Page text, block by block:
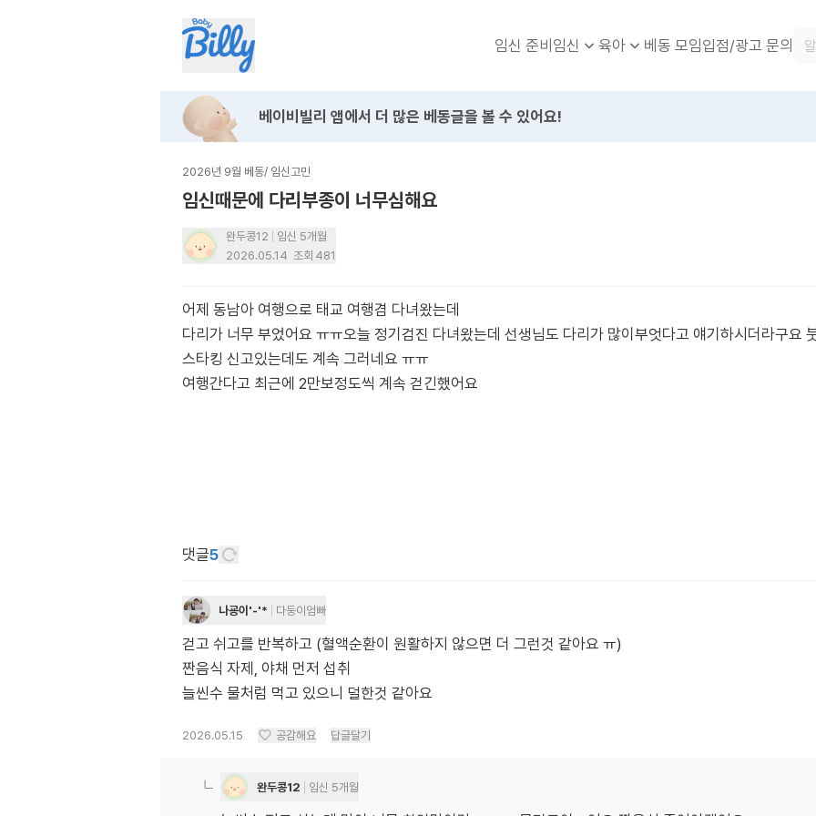
임신 준비임신 육아 베동 모임입점/광고 문의
베이비빌리 앱에서 더 많은 베동글을 볼 수 있어요!
2026년 9월 베동/ 임신고민
임신때문에 다리부종이 너무심해요
완두콩12
임신 5개월
2026.05.14 조회 481
어제 동남아 여행으로 태교 여행겸 다녀왔는데
다리가 너무 부었어요 ㅠㅠ오늘 정기검진 다녀왔는데 선생님도 다리가 많이부엇다고 얘기하시더라구요
스타킹 신고있는데도 계속 그러네요 ㅠㅠ
여행간다고 최근에 2만보정도씩 계속 걷긴했어요
댓글5
나굥이'-'* 다둥이엄빠
걷고 쉬고를 반복하고 (혈액순환이 원활하지 않으면 더 그런것 같아요 ㅠ)
짠음식 자제, 야채 먼저 섭취
늘씬수 물처럼 먹고 있으니 덜한것 같아요
2026.05.15 공감해요 답글달기
완두콩12 임신 5개월